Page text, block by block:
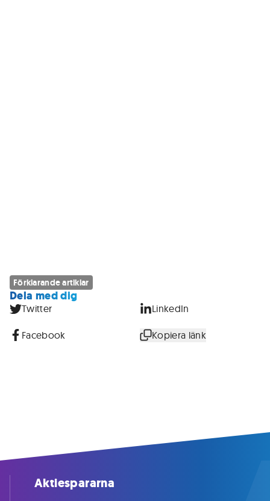
Förklarande artiklar
Dela med dig
Twitter LinkedIn
Facebook Kopiera länk
Aktiespararna